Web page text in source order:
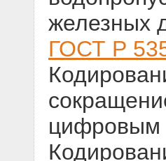
железных
ГОСТ Р
цифровым